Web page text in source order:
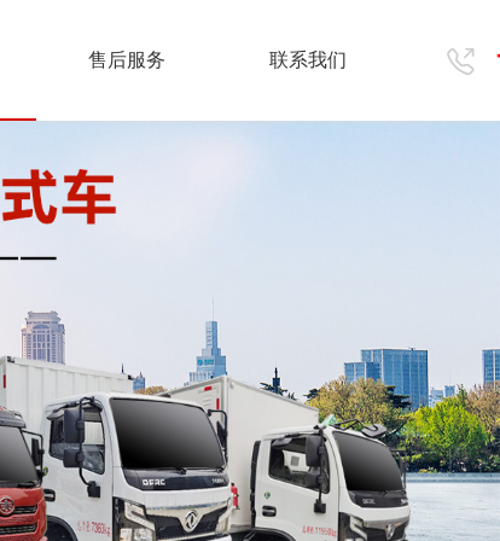
售后服务 联系我们